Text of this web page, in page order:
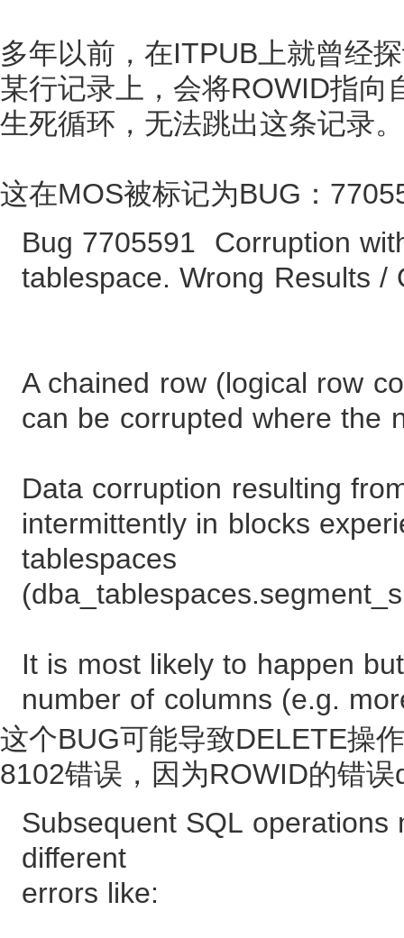
多年以前，在ITPUB上就曾经
某行记录上，会将ROWID指向
生死循环，无法跳出这条记录。
这在MOS被标记为BUG：
Bug 7705591 Corruption
tablespace. Wrong Results /
A chained row (logical row
can be corrupted where the
Data corruption resulting
intermittently in blocks
tablespaces
It is most likely to happen
number of columns (e.g.
这个BUG可能导致DELETE操
8102错误，因为ROWID的错
Subsequent SQL
different
errors like: